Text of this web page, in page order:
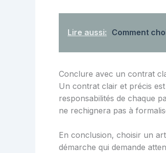
Lire aussi: Comment
Conclure avec un contrat
Un contrat clair et précis
responsabilités de chaque
ne rechignera pas à
En conclusion, choisir un
démarche qui demande